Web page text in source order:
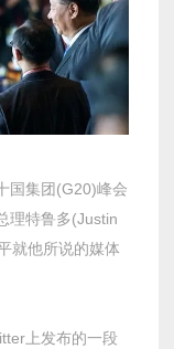
国集团(G20)峰会
理特鲁多(Justin
就他所说的媒体
上发布的一段